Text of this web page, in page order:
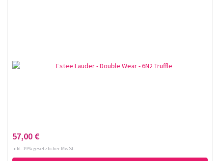
57,00 €
inkl. 19% gesetzlicher MwSt.